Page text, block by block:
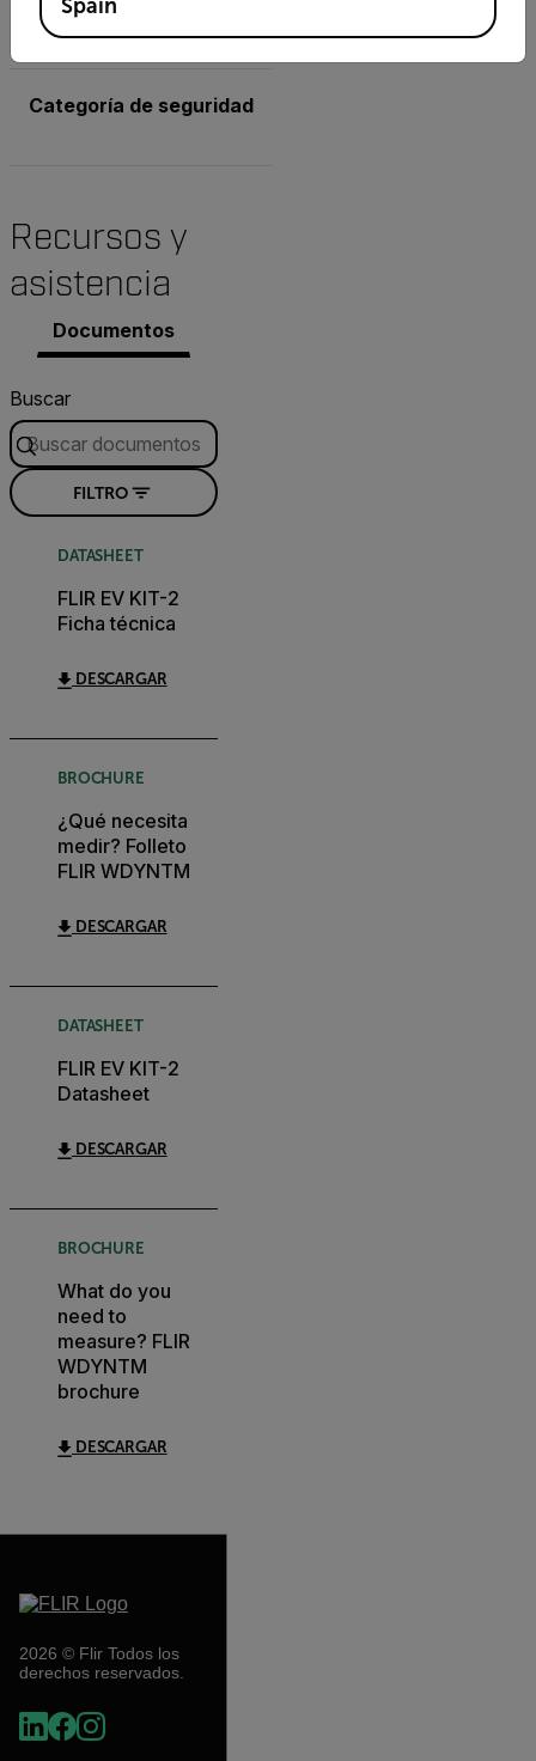
Categoría de seguridad
Categoría de seguridad
Recursos y
asistencia
Documentos
Buscar
FILTRO
DATASHEET
FLIR EV KIT-2
Ficha técnica
DESCARGAR
BROCHURE
¿Qué necesita
medir? Folleto
FLIR WDYNTM
DESCARGAR
DATASHEET
FLIR EV KIT-2
Datasheet
DESCARGAR
BROCHURE
What do you
need to
measure? FLIR
WDYNTM
brochure
DESCARGAR
2026 © Flir Todos los
derechos reservados.
Spain